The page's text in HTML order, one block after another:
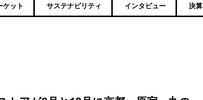
ケット サステナビリティ インタビュー 決算